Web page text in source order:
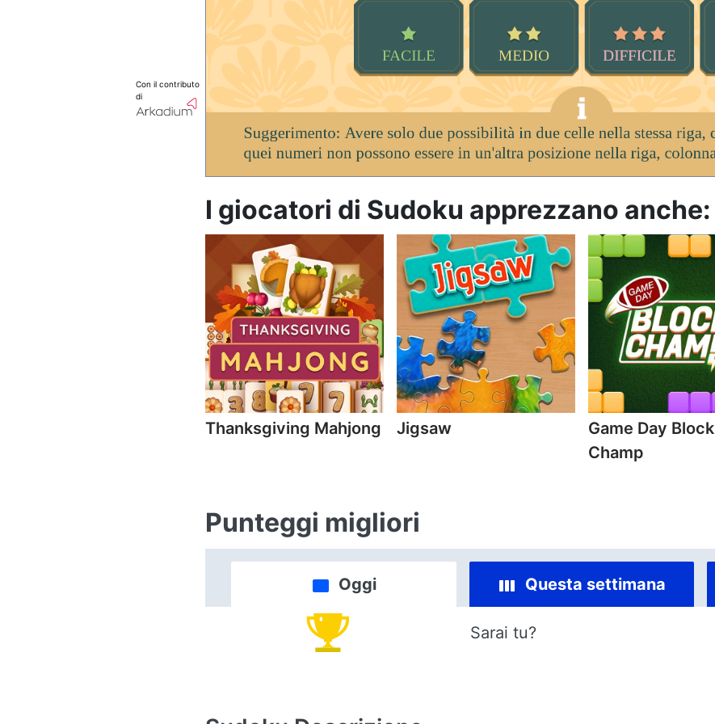
Con il contributo
di
I giocatori di Sudoku apprezzano anche:
Thanksgiving Mahjong Jigsaw
Game Day Block
Champ
Punteggi migliori
Oggi Questa settimana
Sarai tu?